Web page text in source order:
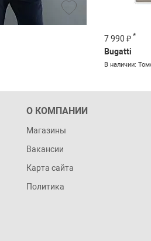
7 990 ₽ *
Bugatti
В наличии:
О КОМПАНИИ
Магазины
Вакансии
Карта сайта
Политика